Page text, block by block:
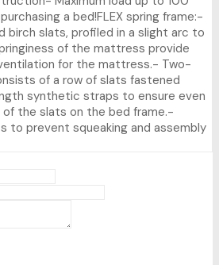
a bed!FLEX spring frame:-
birch slats, profiled in a slight arc to
of the mattress provide
for the mattress.- Two-
of a row of slats fastened
synthetic straps to ensure even
the slats on the bed frame.-
to prevent squeaking and assembly